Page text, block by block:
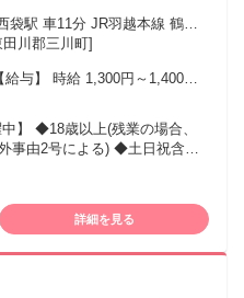
袋駅 車11分 JR羽越本線 鶴岡
川郡三川町]
与】 時給 1,300円～1,400円
火曜日・金曜日に申請OK★
】 ◆18歳以上(残業の場合、
事由2号による) ◆土日祝含む
レル販売に挑戦したい方 ◆髪
方 ◆車通勤希望の方 ◆週5日
詳細を見る